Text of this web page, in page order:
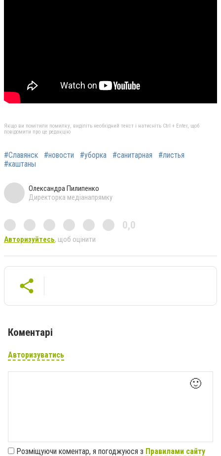
Якщо ви помітили помилку, виділіть необхідний текст і натисніть Ctrl + Enter, щоб
повідомити про це редакцію
#Славянск #новости #уборка #санитарная
#листья
#каштаны
Олександра Пилипенко
Директорка медіанапрямку
0,0
Авторизуйтесь, щоб оцінити
Коментарі
Авторизуватись
🙂
Розміщуючи коментар, я погоджуюся з Правилами сайту